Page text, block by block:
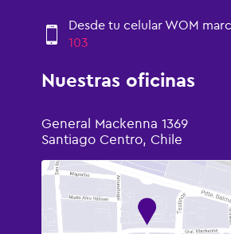
Desde tu celular WOM
103
Nuestras oficinas
General Mackenna 1369
Santiago Centro, Chile